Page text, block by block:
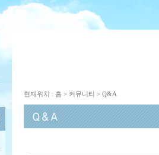
현재위치 : 홈 > 커뮤니티 > Q&A